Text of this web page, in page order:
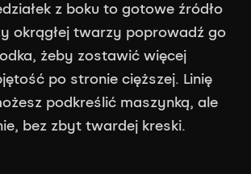
z boku to gotowe źródło
okrągłej twarzy poprowadź go
żeby zostawić więcej
po stronie cięższej. Linię
podkreślić maszynką, ale
bez zbyt twardej kreski.